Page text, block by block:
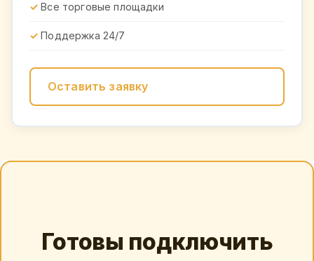
Все торговые площадки
Поддержка 24/7
Оставить заявку
Готовы подключить